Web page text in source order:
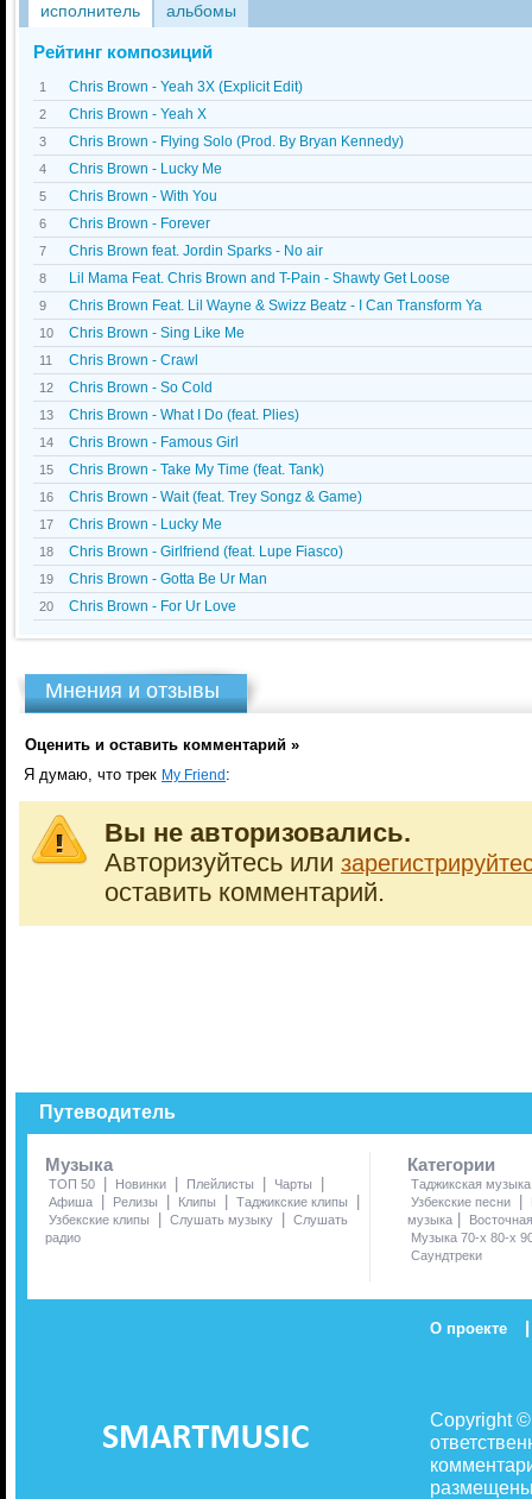
исполнитель альбомы
Рейтинг композиций
1 Chris Brown - Yeah 3X (Explicit Edit)
2 Chris Brown - Yeah X
3 Chris Brown - Flying Solo (Prod. By Bryan Kennedy)
4 Chris Brown - Lucky Me
5 Chris Brown - With You
6 Chris Brown - Forever
7 Chris Brown feat. Jordin Sparks - No air
8 Lil Mama Feat. Chris Brown and T-Pain - Shawty Get Loose
9 Chris Brown Feat. Lil Wayne & Swizz Beatz - I Can Transform Ya
10 Chris Brown - Sing Like Me
11 Chris Brown - Crawl
12 Chris Brown - So Cold
13 Chris Brown - What I Do (feat. Plies)
14 Chris Brown - Famous Girl
15 Chris Brown - Take My Time (feat. Tank)
16 Chris Brown - Wait (feat. Trey Songz & Game)
17 Chris Brown - Lucky Me
18 Chris Brown - Girlfriend (feat. Lupe Fiasco)
19 Chris Brown - Gotta Be Ur Man
20 Chris Brown - For Ur Love
Мнения и отзывы
Оценить и оставить комментарий »
Я думаю, что трек My Friend :
Вы не авторизовались.
Авторизуйтесь или
оставить комментарий.
Путеводитель
Музыка
ТОП 50 | Новинки | Плейлисты | Чарты |
Афиша | Релизы | Клипы | Таджикские клипы |
Узбекские клипы | Слушать музыку | Слушать
радио
Категории
Таджикская музыка
Узбекские песни
|
музыка |
Музыка 70-х 80-х
Саундтреки
О проекте |
Copyright
размещены